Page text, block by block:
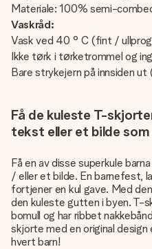
Materiale: 100% semi-
Vaskråd:
Vask ved 40 ° C (fint /
Ikke tørk i tørketrommel og
Bare strykejern på innsiden
Få de kuleste T-
tekst eller et bilde som
Få en av disse superkule
/ eller et bilde. En barnefest,
fortjener en kul gave. Med
den kuleste gutten i byen. T-
bomull og har ribbet
skjorte med en original
hvert barn!